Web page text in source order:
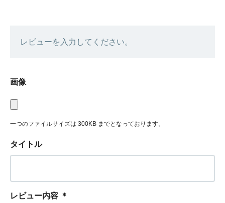
レビューを入力してください。
画像
一つのファイルサイズは 300KB までとなっております。
タイトル
レビュー内容 ＊